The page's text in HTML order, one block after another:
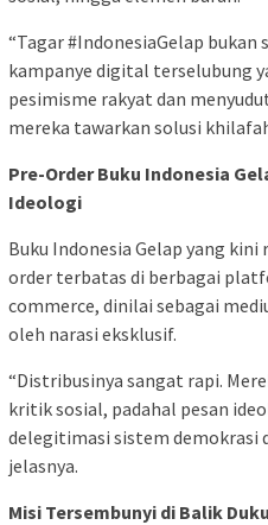
“Tagar #IndonesiaGelap bukan
kampanye digital terselubung
pesimisme rakyat dan
mereka tawarkan solusi
Pre-Order Buku Indonesia
Ideologi
Buku Indonesia Gelap yang
order terbatas di berbagai
commerce, dinilai sebagai
oleh narasi eksklusif.
“Distribusinya sangat rapi.
kritik sosial, padahal pesan
delegitimasi sistem demokrasi
jelasnya.
Misi Tersembunyi di Balik